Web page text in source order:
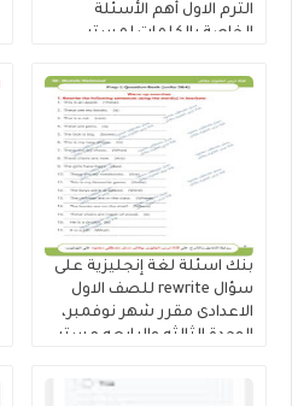
الترم الاول أهم الأسئلة
الخاصة بالكلمات لمستر
بنك اسئلة لغة إنجليزية على
سؤال rewrite للصف الاول
الاعدادى مقرر شهر نوفمبر،
الوحدة الثالثه والرابعه مستر